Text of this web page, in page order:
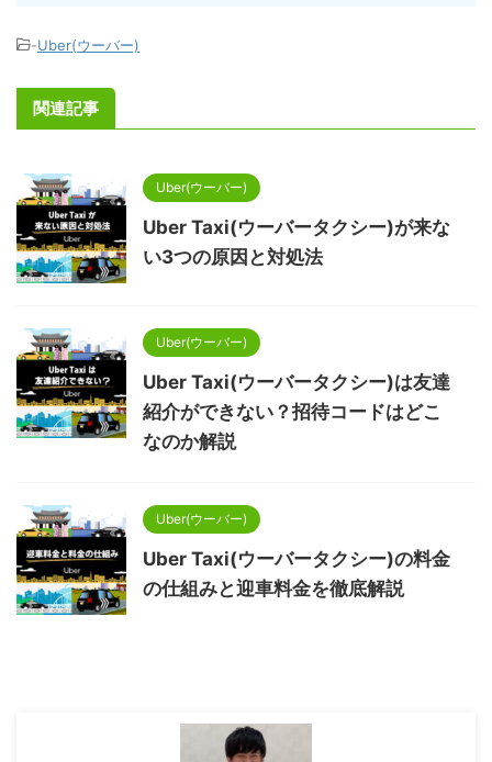
-Uber(ウーバー)
関連記事
Uber(ウーバー)
Uber Taxi(ウーバータクシー)が来な
い3つの原因と対処法
Uber(ウーバー)
Uber Taxi(ウーバータクシー)は友達
紹介ができない？招待コードはどこ
なのか解説
Uber(ウーバー)
Uber Taxi(ウーバータクシー)の料金
の仕組みと迎車料金を徹底解説